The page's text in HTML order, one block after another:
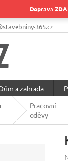
Doprava
365.cz
Dům a zahrada
Pracovní
oděvy